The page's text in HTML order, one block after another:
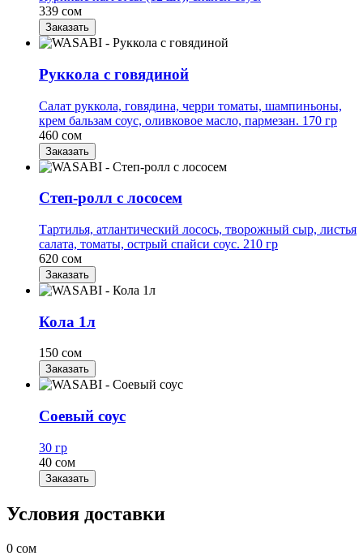
339 сом
Заказать
Руккола с говядиной
Салат руккола, говядина, черри томаты, шампиньоны,
крем бальзам соус, оливковое масло, пармезан. 170 гр
460 сом
Заказать
Степ-ролл с лососем
Тартилья, атлантический лосось, творожный сыр, листья
салата, томаты, острый спайси соус. 210 гр
620 сом
Заказать
Кола 1л
150 сом
Заказать
Соевый соус
30 гр
40 сом
Заказать
Условия доставки
0 сом